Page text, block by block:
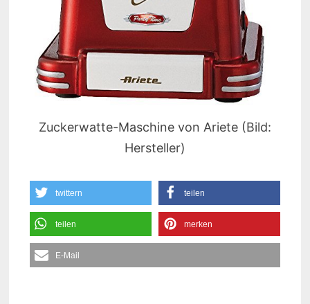
Zuckerwatte-Maschine von Ariete (Bild:
Hersteller)
twittern teilen
teilen merken
E-Mail